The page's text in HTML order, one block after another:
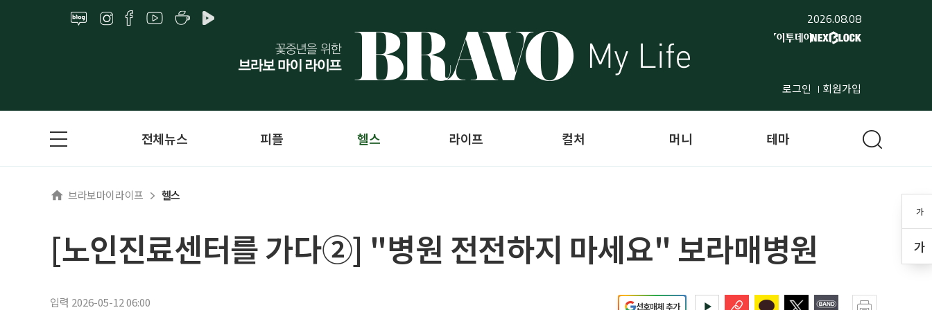
2026.08.08
로그인 회원가입
가
가
전체뉴스 피플 헬스 라이프 컬처 머니 테마
브라보마이라이프 헬스
[노인진료센터를 가다②] "병원 전전하지 마세요" 보라매병원
입력 2026-05-12 06:00 선호매체 추가